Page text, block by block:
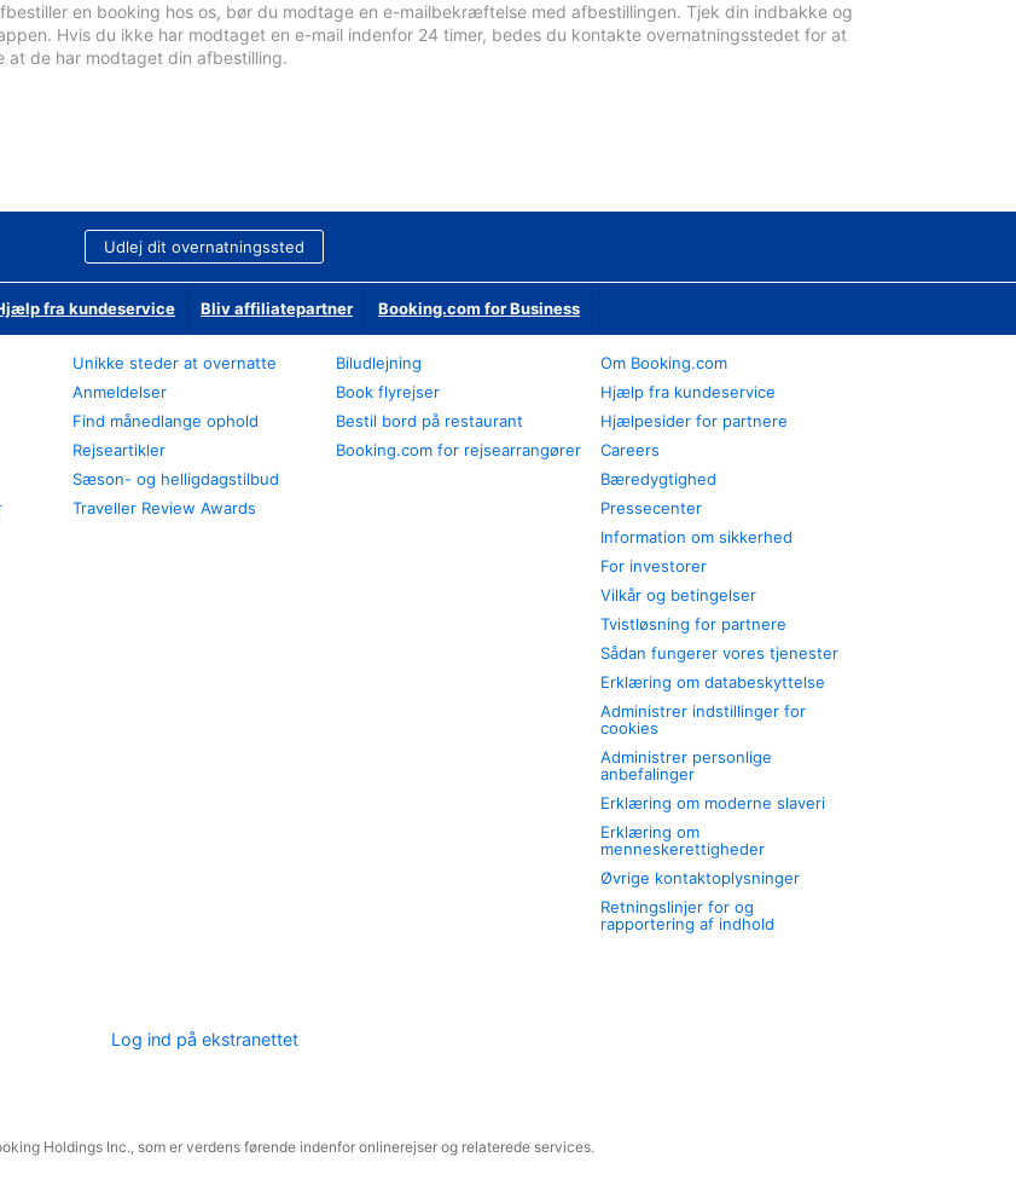
en booking hos os, bør du modtage en e-mailbekræftelse med afbestillingen. Tjek din indbakke og
Hvis du ikke har modtaget en e-mail indenfor 24 timer, bedes du kontakte overnatningsstedet for at
de har modtaget din afbestilling.
Udlej dit overnatningssted
fra kundeservice Bliv affiliatepartner Booking.com for Business
Unikke steder at overnatte
Anmeldelser
Find månedlange ophold
Rejseartikler
Sæson- og helligdagstilbud
Traveller Review Awards
Biludlejning
Book flyrejser
Bestil bord på restaurant
Booking.com for rejsearrangører
Om Booking.com
Hjælp fra kundeservice
Hjælpesider for partnere
Careers
Bæredygtighed
Pressecenter
Information om sikkerhed
For investorer
Vilkår og betingelser
Tvistløsning for partnere
Sådan fungerer vores tjenester
Erklæring om databeskyttelse
Administrer indstillinger for
cookies
Administrer personlige
anbefalinger
Erklæring om moderne slaveri
Erklæring om
menneskerettigheder
Øvrige kontaktoplysninger
Retningslinjer for og
rapportering af indhold
Log ind på ekstranettet
Holdings Inc., som er verdens førende indenfor onlinerejser og relaterede services.